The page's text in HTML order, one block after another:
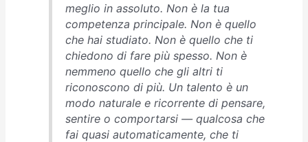
meglio in assoluto. Non è la tua
competenza principale. Non è quello
che hai studiato. Non è quello che ti
chiedono di fare più spesso. Non è
nemmeno quello che gli altri ti
riconoscono di più. Un talento è un
modo naturale e ricorrente di pensare,
sentire o comportarsi — qualcosa che
fai quasi automaticamente, che ti